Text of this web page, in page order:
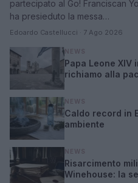
partecipato al Go! Franciscan
ha presieduto la messa…
Edoardo Castellucci · 7 Ago 2026
Papa Leone XIV
richiamo alla
Caldo record in
ambiente
Risarcimento
Winehouse: la